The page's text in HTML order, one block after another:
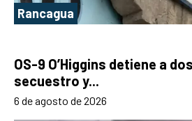
Rancagua
OS-9 O’Higgins detiene a
secuestro y...
6 de agosto de 2026